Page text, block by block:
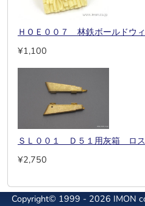
ＨＯＥ００７ 林鉄ボールドウ
¥1,100
ＳＬ００１ Ｄ５１用灰箱 ロ
¥2,750
Copyright© 1999 - 2026 IMON